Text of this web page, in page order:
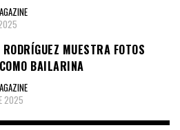
RODRÍGUEZ MUESTRA FOTOS
BAILARINA
2025